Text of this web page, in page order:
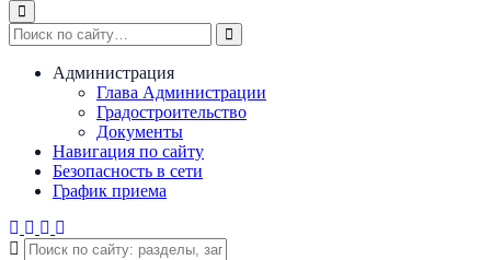
Администрация
Глава Администрации
Градостроительство
Документы
Навигация по сайту
Безопасность в сети
График приема